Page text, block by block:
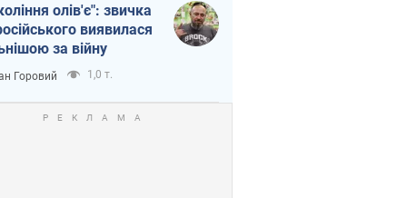
олів'є": звичка
виявилася
за війну
Горовий 1,0 т.